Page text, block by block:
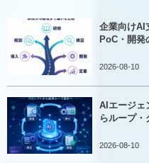
企業向けAI
PoC・開発
2026-08-10
AIエージェ
らループ・
2026-08-10